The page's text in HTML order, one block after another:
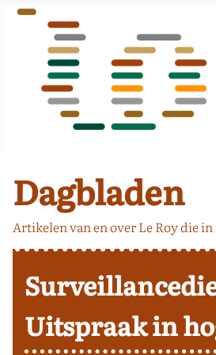
Dagbladen
Artikelen van en over Le Roy die
Uitspraak in